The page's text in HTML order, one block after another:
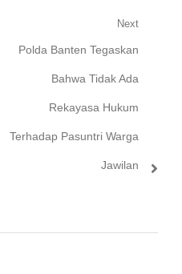
Next
Next
post:
Polda Banten Tegaskan
Bahwa Tidak Ada
Rekayasa Hukum
Terhadap Pasuntri Warga
Jawilan